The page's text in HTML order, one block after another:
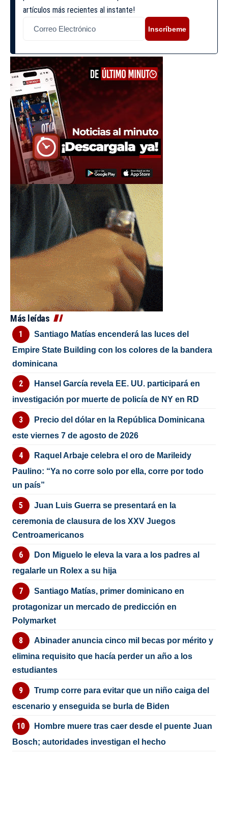
artículos más recientes al instante!
Inscríbeme
Más leídas
Santiago Matías encenderá las luces del
Empire State Building con los colores de la bandera
dominicana
Hansel García revela EE. UU. participará en
investigación por muerte de policía de NY en RD
Precio del dólar en la República Dominicana
este viernes 7 de agosto de 2026
Raquel Arbaje celebra el oro de Marileidy
Paulino: “Ya no corre solo por ella, corre por todo
un país”
Juan Luis Guerra se presentará en la
ceremonia de clausura de los XXV Juegos
Centroamericanos
Don Miguelo le eleva la vara a los padres al
regalarle un Rolex a su hija
Santiago Matías, primer dominicano en
protagonizar un mercado de predicción en
Polymarket
Abinader anuncia cinco mil becas por mérito y
elimina requisito que hacía perder un año a los
estudiantes
Trump corre para evitar que un niño caiga del
escenario y enseguida se burla de Biden
Hombre muere tras caer desde el puente Juan
Bosch; autoridades investigan el hecho